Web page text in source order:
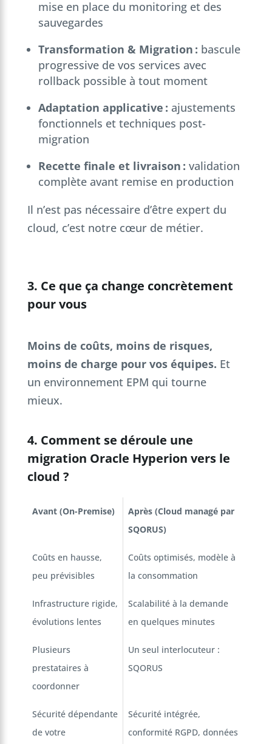
mise en place du monitoring et des
sauvegardes
Transformation & Migration : bascule
progressive de vos services avec
rollback possible à tout moment
Adaptation applicative : ajustements
fonctionnels et techniques post-
migration
Recette finale et livraison : validation
complète avant remise en production
Il n’est pas nécessaire d’être expert du
cloud, c’est notre cœur de métier.
3. Ce que ça change concrètement
pour vous
Moins de coûts, moins de risques,
moins de charge pour vos équipes. Et
un environnement EPM qui tourne
mieux.
4. Comment se déroule une
migration Oracle Hyperion vers le
cloud ?
Avant (On-Premise)
Après (Cloud managé par
SQORUS)
Coûts en hausse,
peu prévisibles
Coûts optimisés, modèle à
la consommation
Infrastructure rigide,
évolutions lentes
Scalabilité à la demande
en quelques minutes
Plusieurs
prestataires à
coordonner
Un seul interlocuteur :
SQORUS
Sécurité dépendante
de votre
Sécurité intégrée,
conformité RGPD, données